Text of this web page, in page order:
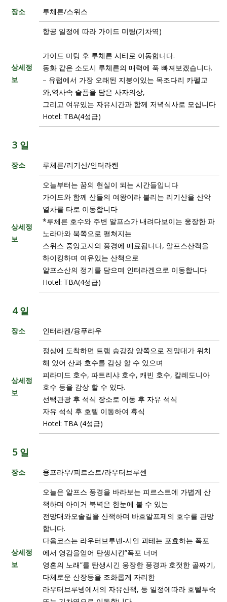
장소 루체른/스위스
상세정
보
항공 일정에 따라 가이드 미팅(기차역)
가이드 미팅 후 루체른 시티로 이동합니다.
동화 같은 소도시 루체른의 매력에 푹 빠져보겠습니다.
– 유럽에서 가장 오래된 지붕이있는 목조다리 카펠교
와,역사속 슬픔을 담은 사자의상,
그리고 여유있는 자유시간과 함께 저녁식사로 모십니다
Hotel: TBA(4성급)
3 일
장소 루체른/리기산/인터라켄
상세정
보
오늘부터는 꿈의 현실이 되는 시간들입니다
가이드와 함께 산들의 여왕이라 불리는 리기산을 산악
열차를 타로 이동합니다
*루체른 호수와 주변 알프스가 내려다보이는 웅장한 파
노라마와 북쪽으로 펼쳐지는
스위스 중앙고지의 풍경에 매료됩니다, 알프스산캑을
하이킹하며 여유있는 산책으로
알프스산의 정기를 담으며 인터라겐으로 이동합니다
Hotel: TBA(4성급)
4 일
장소 인터라켄/융푸라우
상세정
보
정상에 도착하면 트램 승강장 양쪽으로 전망대가 위치
해 있어 산과 호수를 감상 할 수 있으며
피라미드 호수, 파트리샤 호수, 캐빈 호수, 칼레도니아
호수 등을 감상 할 수 있다.
선택관광 후 석식 장소로 이동 후 자유 석식
자유 석식 후 호텔 이동하여 휴식
Hotel: TBA (4성급)
5 일
장소 융프라우/피르스트/라우터브루센
상세정
보
오늘은 알프스 풍경을 바라보는 피르스트에 가볍게 산
책하며 아이거 북벽은 한눈에 볼 수 있는
전망대와오솔길을 산책하며 바흐알프제의 호수를 관망
합니다.
다음코스는 라우터브루넨-시인 괴테는 포효하는 폭포
에서 영감을얻어 탄생시킨”폭포 너머
영혼의 노래”를 탄생시긴 웅장한 풍경과 호젓한 골짜기,
다체로운 산장등을 조화롭게 자리한
라우터브루넹에서의 자유산책, 등 일정에따라 호텔투숙